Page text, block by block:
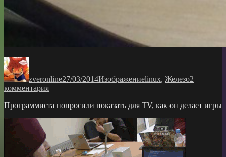
zveronline27/03/2014Изображениеlinux, Железо2
комментарияк
малинка
корпусе
Программиста попросили показать для TV, как он делает игры